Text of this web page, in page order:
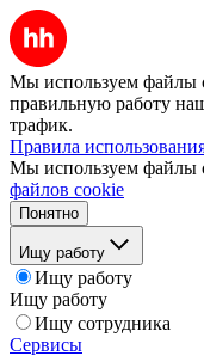
Мы используем файлы
правильную работу
трафик.
Правила
Мы используем файлы
файлов cookie
Понятно
Ищу работу
Ищу работу
Ищу работу
Ищу сотрудника
Сервисы